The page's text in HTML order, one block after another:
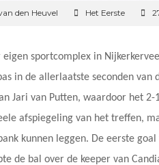
den Heuvel Het Eerste
sportcomplex in
in de allerlaatste seconden van
Jari van Putten, waardoor het
afspiegeling van het treffen,
kunnen leggen. De eerste goal
de bal over de keeper van